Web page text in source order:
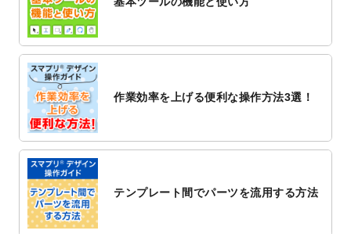
2022/11/4
しました。
2022/10/26
レートを追加しました。
2022/10/26
追加しました。
2022/10/20
2022/10/14
年賀ポスターのデザインテンプレートを公
作業効率を上げる便利な操作方法3選！
テンプレート間でパーツを流用する方法